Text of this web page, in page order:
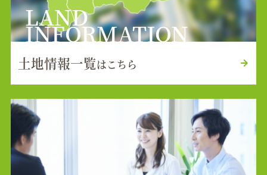
LAND
INFORMATION
土地情報一覧はこちら